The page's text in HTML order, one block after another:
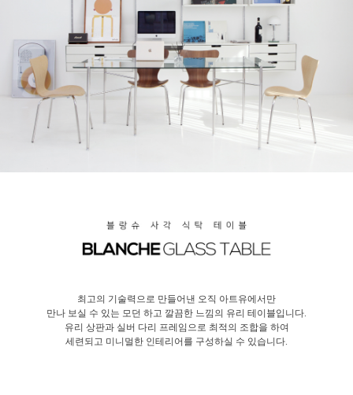
최고의 기술력으로 만들어낸 오직 아트유에서만
만나 보실 수 있는 모던 하고 깔끔한 느낌의 유리 테이블입니다.
유리 상판과 실버 다리 프레임으로 최적의 조합을 하여
세련되고 미니멀한 인테리어를 구성하실 수 있습니다.